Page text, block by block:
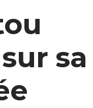
sa